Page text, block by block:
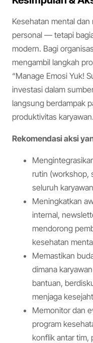
Kesehatan mental
personal — tetapi
modern. Bagi
mengambil langkah
“Manage Emosi Yuk!
investasi dalam
langsung berdampak
produktivitas karyawan.
Rekomendasi aksi
rutin (workshop,
seluruh
Meningkatkan
internal,
mendorong
kesehatan
Memastikan
dimana
bantuan,
menjaga
Memonitor dan
program
konflik antar